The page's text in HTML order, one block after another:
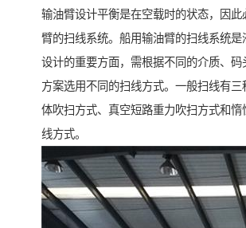
输油臂设计平衡是在空载时的状态，因此
臂的扫线系统。船用输油臂的扫线系统是
设计的重要方面，需根据不同的介质、码
方案选用不同的扫线方式。一般扫线有三
体吹扫方式、真空短路重力吹扫方式和惰
线方式。